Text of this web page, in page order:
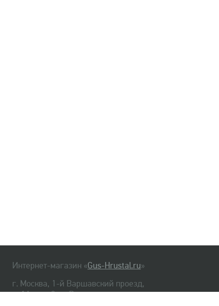
Интернет-магазин «Gus-Hrustal.ru»
г. Москва, 1-й Варшавский проезд,
д. 1А, стр. 3, м. Варшавская